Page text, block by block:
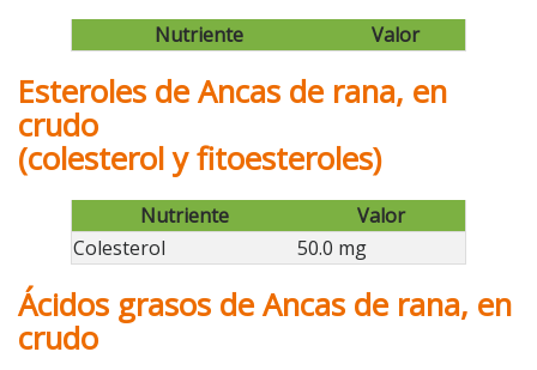
Nutriente Valor
Esteroles de Ancas de rana, en
crudo
(colesterol y fitoesteroles)
Nutriente
Valor
Colesterol
50.0 mg
Ácidos grasos de Ancas de rana, en
crudo